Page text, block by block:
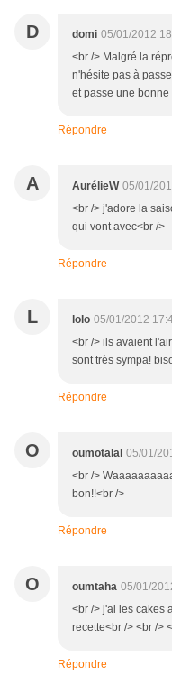
D domi 05/01/2012
<br /> Malgré la
n'hésite pas à
et passe une bonne
Répondre
A AurélieW 05/01/
<br /> j'adore la
qui vont avec<br />
Répondre
L lolo 05/01/2012
<br /> ils avaient
sont très sympa!
Répondre
O oumotalal 05/01/
<br />
bon!!<br />
Répondre
O oumtaha 05/01/
<br /> j'ai les cakes
recette<br /> <br />
Répondre